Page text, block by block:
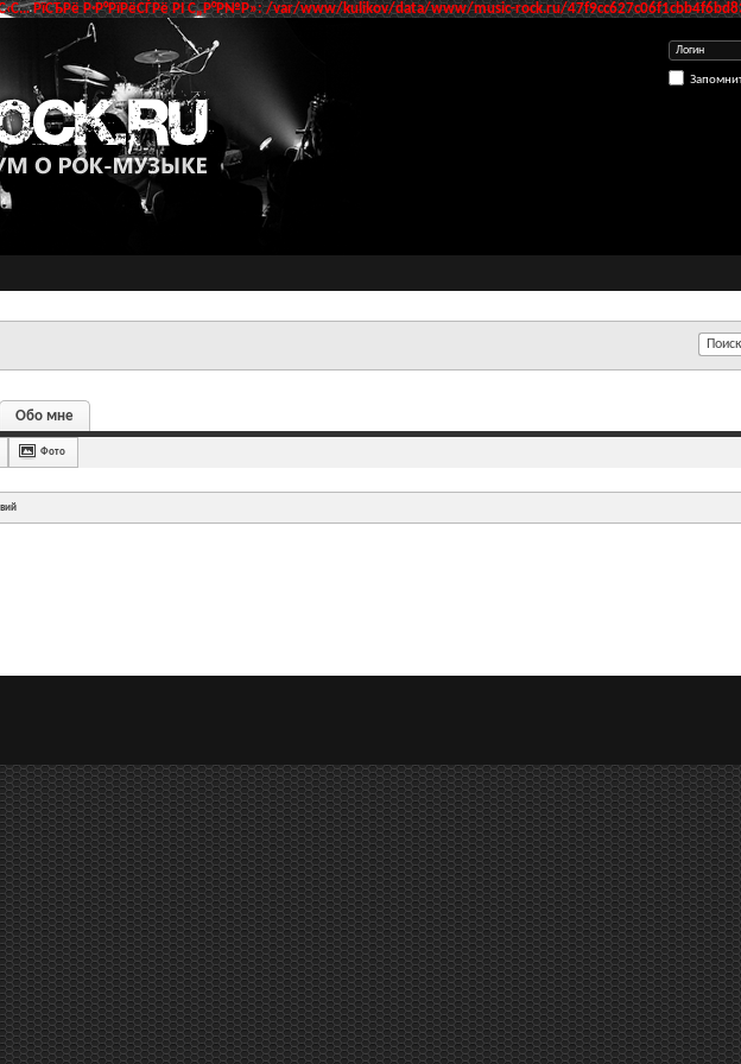
РїСЂРё Р·Р°РїРёСЃРё РІ С„Р°Р№Р»: /var/www/kulikov/data/www/music-rock.ru/
Обо мне
Фото